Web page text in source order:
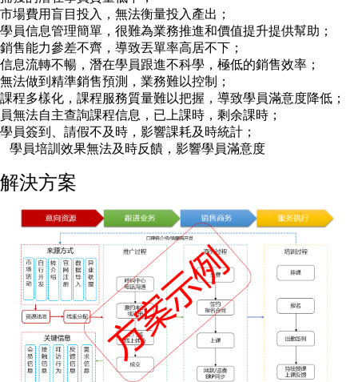
市場費用盲目投入，無法衡量投入產出；
學員信息管理簡單，很難為業務推進和價值提升提供幫助；
銷售能力參差不齊，導致丟單率高居不下；
信息流轉不暢，潛在學員跟進不科學，極低的銷售效率；
無法做到精準銷售預測，業務難以控制；
課程多樣化，課程服務質量難以把握，導致學員滿意度降低；
員無法自主查詢課程信息，已上課時，剩余課時；
學員簽到、請假不及時，影響課耗及時統計；
學員培訓效果無法及時反饋，影響學員滿意度
解決方案